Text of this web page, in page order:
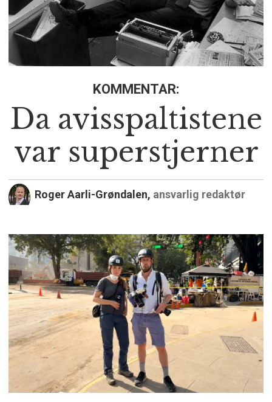
KOMMENTAR:
Da avisspaltistene
var superstjerner
Roger Aarli-Grøndalen, ansvarlig redaktør